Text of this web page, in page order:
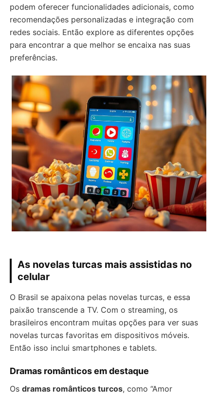
podem oferecer funcionalidades adicionais, como
recomendações personalizadas e integração com
redes sociais. Então explore as diferentes opções
para encontrar a que melhor se encaixa nas suas
preferências.
As novelas turcas mais assistidas no
celular
O Brasil se apaixona pelas novelas turcas, e essa
paixão transcende a TV. Com o streaming, os
brasileiros encontram muitas opções para ver suas
novelas turcas favoritas em dispositivos móveis.
Então isso inclui smartphones e tablets.
Dramas românticos em destaque
Os dramas românticos turcos, como “Amor